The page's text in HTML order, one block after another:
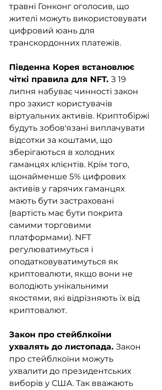
травні Гонконг оголосив, що
жителі можуть використовувати
цифровий юань для
транскордонних платежів.
Південна Корея встановлює
чіткі правила для NFT. З 19
липня набуває чинності закон
про захист користувачів
віртуальних активів. Криптобіржі
будуть зобов'язані виплачувати
відсотки за коштами, що
зберігаються в холодних
гаманцях клієнтів. Крім того,
щонайменше 5% цифрових
активів у гарячих гаманцях
мають бути застраховані
(вартість має бути покрита
самими торговими
платформами). NFT
регулюватимуться і
оподатковуватимуться як
криптовалюти, якщо вони не
володіють унікальними
якостями, які відрізняють їх від
криптовалют.
Закон про стейблкоїни
ухвалять до листопада. Закон
про стейблкоїни можуть
ухвалити до президентських
виборів у США. Так вважають